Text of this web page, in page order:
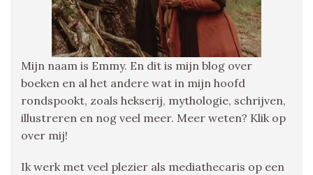
Mijn naam is Emmy. En dit is mijn blog over
boeken en al het andere wat in mijn hoofd
rondspookt, zoals hekserij, mythologie, schrijven,
illustreren en nog veel meer. Meer weten? Klik op
over mij!
Ik werk met veel plezier als mediathecaris op een